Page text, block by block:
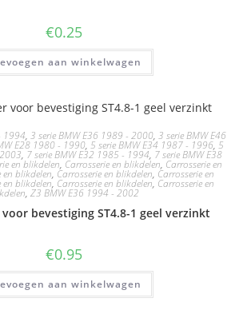
€0.25
aan winkelwagen
1994, 3 serie BMW E36 1989 - 2000, 3 serie BMW E46
E28 1980 - 1990, 5 serie BMW E34 1987 - 1996, 5
, 7 serie BMW E32 1985 - 1994, 7 serie BMW E38
en blikdelen, Carrosserie en blikdelen, Carrosserie en
en blikdelen, Carrosserie en blikdelen, Carrosserie en
en blikdelen, Carrosserie en blikdelen, Carrosserie en
, Z3 BMW E36 1994 - 2002
bevestiging ST4.8-1 geel verzinkt
€0.95
aan winkelwagen